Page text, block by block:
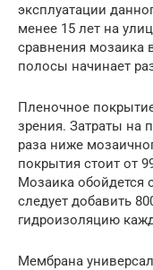
эксплуатации
менее 15 лет на
сравнения мозаика
полосы начинает
Пленочное
зрения. Затраты на
раза ниже
покрытия стоит от
Мозаика обойдется
следует добавить
гидроизоляцию
Мембрана